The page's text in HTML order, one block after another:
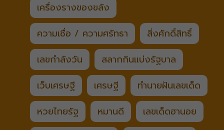
เครื่องรางของขลัง
ความเชื่อ / ความศรัทธา
สิ่งศักดิ์สิทธิ์
เลขกำลังวัน
สลากกินแบ่งรัฐบาล
เว็บเศรษฐี
เศรษฐี
ทำนายฝันเลขเด็ด
หวยไทยรัฐ
หมานดี
เลขเด็ดฮานอย